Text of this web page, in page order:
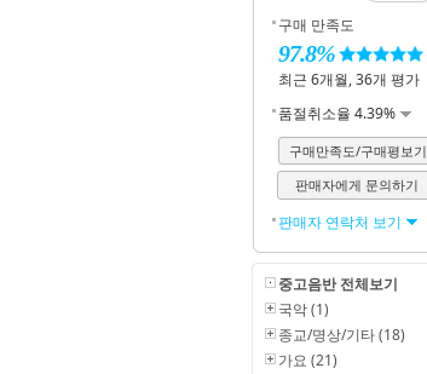
구매 만족도
97.8%
최근 6개월, 36개 평가
품절취소율 4.39%
구매만족도/구매평보기
판매자에게 문의하기
판매자 연락처 보기
중고음반 전체보기
국악 (1)
종교/명상/기타 (18)
가요 (21)